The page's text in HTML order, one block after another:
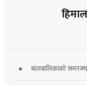
बालबालिकाको